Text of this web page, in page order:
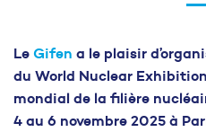
Le Gifen a le plaisir
du World Nuclear
mondial de la filière
4 au 6 novembre 2025 à